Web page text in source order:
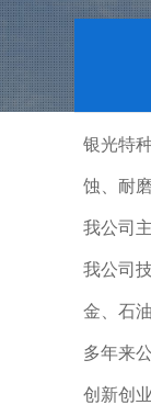
银光特
蚀、耐
我公司
我公司
金、石
多年来
创新创